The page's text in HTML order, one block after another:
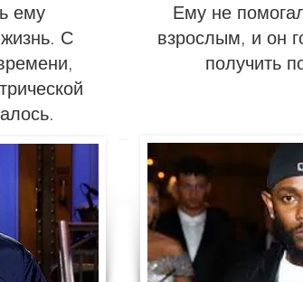
ему
С
Ему не
взрослым, и он
получить